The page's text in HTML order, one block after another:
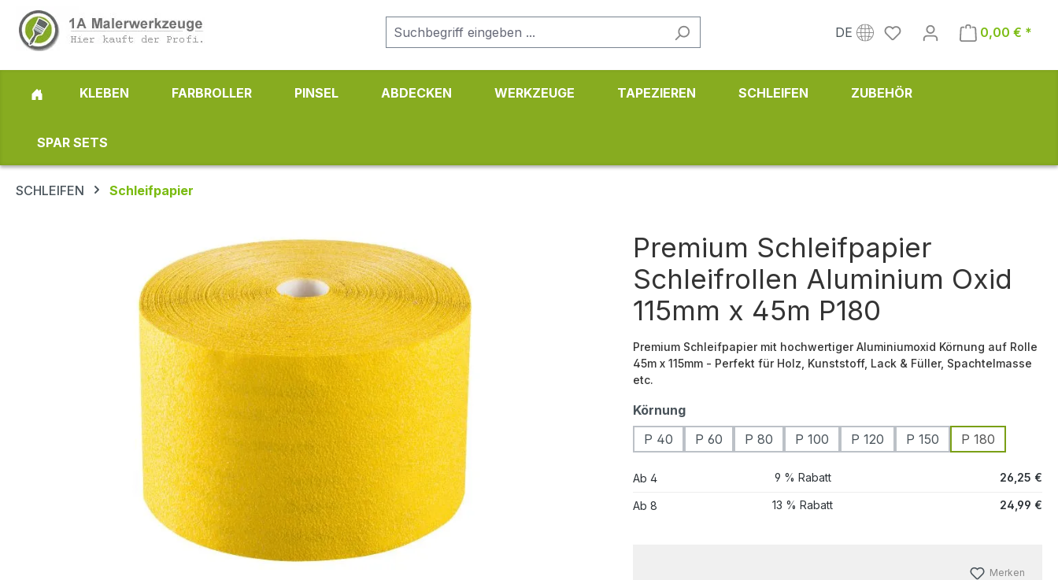
Hauptinhalt springen
Zur Suche springen
Zur Hauptnavigation springen
DE 0,00 € *
KLEBEN FARBROLLER PINSEL ABDECKEN WERKZEUGE TAPEZIEREN SCHLEIFEN ZUBEHÖR
SPAR SETS
SCHLEIFEN Schleifpapier
Premium Schleifpapier
Schleifrollen Aluminium Oxid
115mm x 45m P180
Premium Schleifpapier mit hochwertiger Aluminiumoxid Körnung auf Rolle
45m x 115mm - Perfekt für Holz, Kunststoff, Lack & Füller, Spachtelmasse
etc.
Körnung
P 40
P 60 P 80 P 100 P 120 P 150 P 180
Ab 4 9 % Rabatt 26,25 €
Ab 8 13 % Rabatt 24,99 €
Merken